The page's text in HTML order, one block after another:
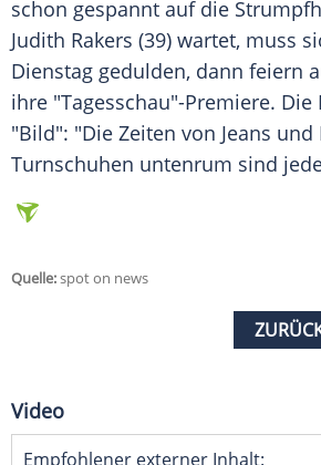
schon gespannt auf die
Judith Rakers (39) wartet, muss
Dienstag gedulden, dann feiern
ihre "Tagesschau"-Premiere.
"Bild": "Die Zeiten von Jeans
Turnschuhen untenrum sind
Quelle:spot on news
Video
Empfohlener externer Inhalt: